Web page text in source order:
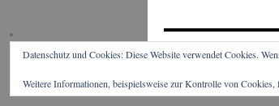
Datenschutz und Cookies: Diese Website verwendet Cookies.
Weitere Informationen, beispielsweise zur Kontrolle von Cookies,